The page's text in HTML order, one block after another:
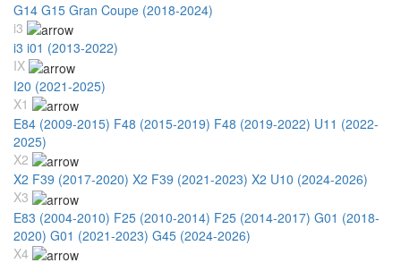
G14 G15 Gran Coupe (2018-2024)
i3
i3 i01 (2013-2022)
IX
I20 (2021-2025)
X1
E84 (2009-2015) F48 (2015-2019) F48 (2019-2022) U11 (2022-
2025)
X2
X2 F39 (2017-2020) X2 F39 (2021-2023) X2 U10 (2024-2026)
X3
E83 (2004-2010) F25 (2010-2014) F25 (2014-2017) G01 (2018-
2020) G01 (2021-2023) G45 (2024-2026)
X4